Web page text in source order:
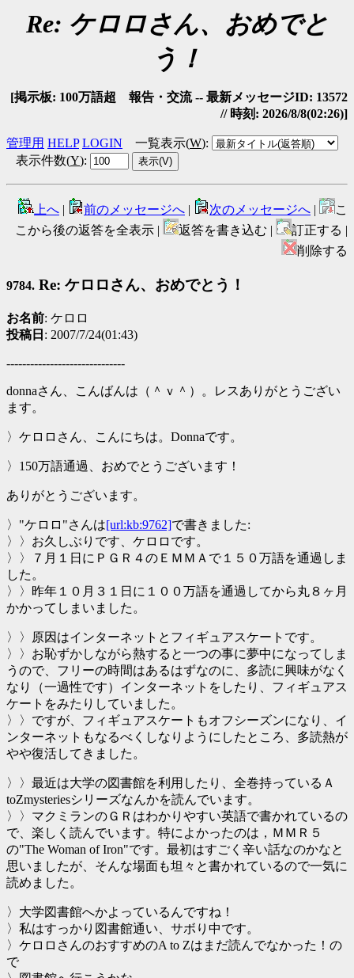
Re: ケロロさん、おめでと
う！
[掲示板: 100万語超 報告・交流 -- 最新メッセージID: 13572
// 時刻: 2026/8/8(02:26)]
管理用 HELP LOGIN 一覧表示(W):
表示件数(Y):
上へ | 前のメッセージへ | 次のメッセージへ |
こ
こから後の返答を全表示 |
返答を書き込む |
訂正する |
削除する
9784. Re: ケロロさん、おめでとう！
お名前: ケロロ
投稿日 : 2007/7/24(01:43)
------------------------------
donnaさん、こんばんは（＾ｖ＾）。レスありがとうござい
ます。
〉ケロロさん、こんにちは。Donnaです。
〉150万語通過、おめでとうございます！
ありがとうございます。
〉"ケロロ"さんは[url:kb:9762]で書きました:
〉〉お久しぶりです、ケロロです。
〉〉７月１日にＰＧＲ４のＥＭＭＡで１５０万語を通過しま
した。
〉〉昨年１０月３１日に１００万語を通過してから丸８ヶ月
かかってしまいました。
〉〉原因はインターネットとフィギュアスケートです。
〉〉お恥ずかしながら熱すると一つの事に夢中になってしま
うので、フリーの時間はあるはずなのに、多読に興味がなく
なり（一過性です）インターネットをしたり、フィギュアス
ケートをみたりしていました。
〉〉ですが、フィギュアスケートもオフシーズンになり、イ
ンターネットもなるべくしなりようにしたところ、多読熱が
やや復活してきました。
〉〉最近は大学の図書館を利用したり、全巻持っているＡ
toZmysteriesシリーズなんかを読んでいます。
〉〉マクミランのＧＲはわかりやすい英語で書かれているの
で、楽しく読んでいます。特によかったのは，ＭＭＲ５
の"The Woman of Iron"です。最初はすごく辛い話なのかなと
思いましたが、そんな場面も坦々と書かれているので一気に
読めました。
〉大学図書館へかよっているんですね！
〉私はすっかり図書館通い、サボり中です。
〉ケロロさんのおすすめのA to Zはまだ読んでなかった！の
で